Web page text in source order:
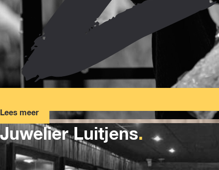
Lees meer
Juwelier Luitjens.